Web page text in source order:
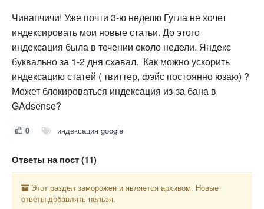
Чивапчичи! Уже почти 3-ю неделю Гугла не хочет
индексировать мои новые статьи. До этого
индексация была в течении около недели. Яндекс
буквально за 1-2 дня схавал. Как можно ускорить
индексацию статей ( твиттер, фэйс постоянно юзаю) ?
Может блокироваться индексация из-за бана в
GAdsense?
0 индексация google
Ответы на пост (11)
Этот раздел заморожен и является архивом. Новые
ответы добавлять нельзя.